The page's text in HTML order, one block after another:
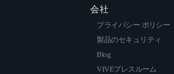
会社
プライバシー ポリシー
製品のセキュリティ
Blog
VIVEプレスルーム